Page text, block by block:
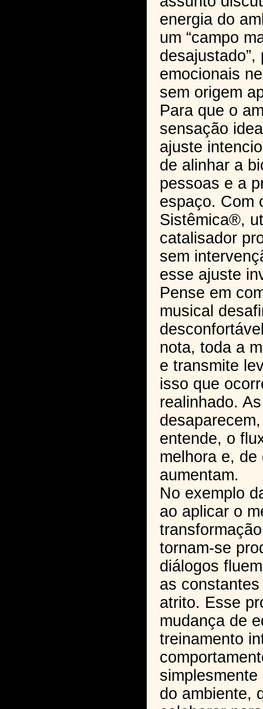
energia do
um “campo
emocionais
sem origem
Para que o
sensação
ajuste
de alinhar a
pessoas e a
espaço. Com
Sistêmica®,
catalisador
sem
esse ajuste
Pense em
musical
nota, toda a
e transmite
isso que
realinhado.
entende, o
melhora e,
aumentam.
No exemplo
ao aplicar o
tornam-se
diálogos
as
atrito. Esse
mudança de
treinamento
do ambiente,